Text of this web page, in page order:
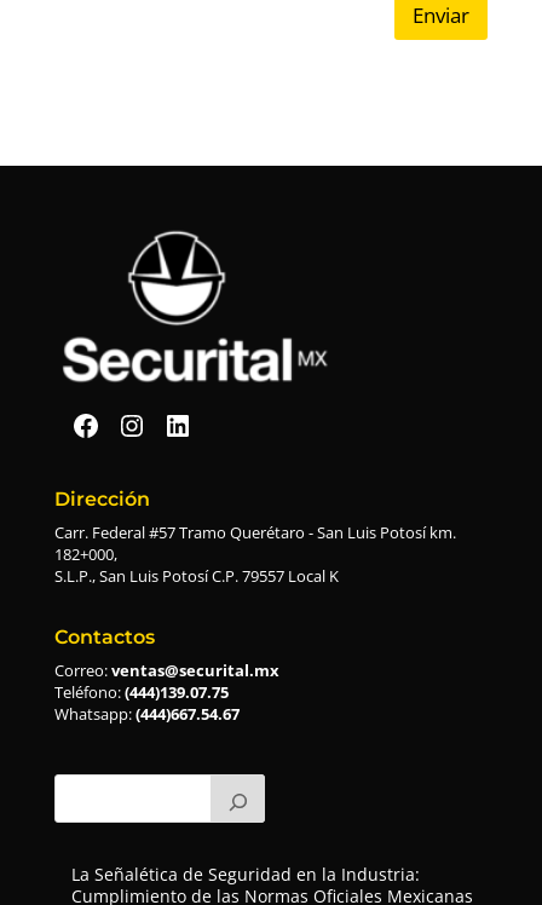
Enviar
Securital en Facebook
Securital en Instagram
Securital en Linkedin
Dirección
Carr. Federal #57 Tramo Querétaro - San Luis Potosí km.
182+000,
S.L.P., San Luis Potosí C.P. 79557 Local K
Contactos
Correo:ventas@securital.mx
Teléfono:(444)139.07.75
Whatsapp:(444)667.54.67
La Señalética de Seguridad en la Industria:
Cumplimiento de las Normas Oficiales Mexicanas